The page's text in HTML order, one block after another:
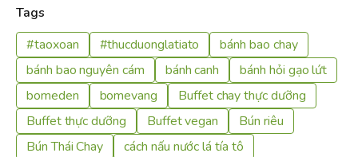
Tags
#taoxoan
#thucduonglatiato
bánh bao chay
bánh bao nguyên cám
bánh canh
bánh hỏi gạo lứt
bomeden
bomevang
Buffet chay thực dưỡng
Buffet thực dưỡng
Buffet vegan
Bún riêu
Bún Thái Chay
cách nấu nước lá tía tô